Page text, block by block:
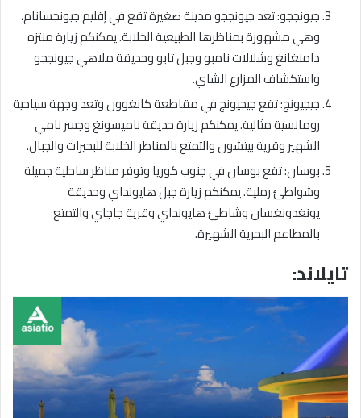
جيونججو: تعد جيونججو مدينة صغيرة تقع في إقليم جيونجسانام،
وهي مشهورة بمناظرها الطبيعية الخلابة. يمكنكم زيارة منتزه
دامنغانغ وشلالات نامبو وجبل تابو وحديقة ملاهي جيونججو
واستكشاف المزارع الشاي.
جيجيونج: تقع جيجيونج في مقاطعة كانغوون وتعد وجهة سياحية
رومانسية مثالية. يمكنكم زيارة حديقة ناميسونغ وجسر نامي
الشهير وقرية بيتشون والتمتع بالمناظر الخلابة للبحيرات والجبال.
بوسان: تقع بوسان في جنوب كوريا وتوفر مناظر ساحلية جميلة
وشواطئ رملية. يمكنكم زيارة جبل هايونداي وحديقة
يونغدونغسان وشاطئ هايونداي وقرية جاجاي والتمتع
بالمطاعم البحرية الشهيرة.
تايلاند: